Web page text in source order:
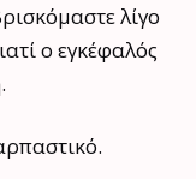
λίγο
ο εγκέφαλός